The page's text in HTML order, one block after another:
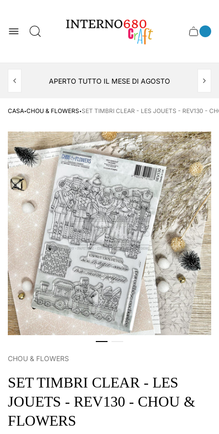
del
negozio
Cassetto
APERTO TUTTO IL MESE DI AGOSTO
CASA·CHOU & FLOWERS·SET TIMBRI CLEAR - LES JOUETS - REV130 -
CHOU & FLOWERS
SET TIMBRI CLEAR - LES
JOUETS - REV130 - CHOU &
FLOWERS